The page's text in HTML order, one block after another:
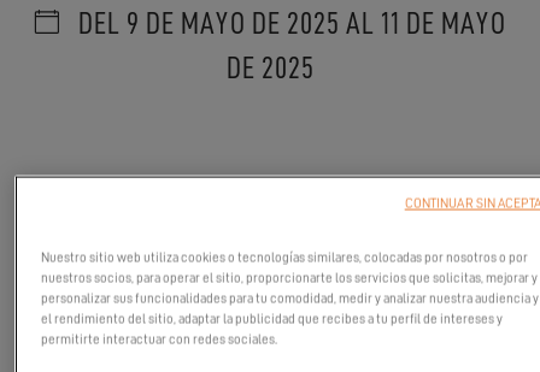
DEL 9 DE MAYO DE 2025 AL 11 DE MAYO
DE 2025
Nuestro sitio web utiliza cookies o tecnologías similares, colocadas por nosotros o por
nuestros socios, para operar el sitio, proporcionarte los servicios que solicitas, mejorar y
personalizar sus funcionalidades para tu comodidad, medir y analizar nuestra audiencia y
el rendimiento del sitio, adaptar la publicidad que recibes a tu perfil de intereses y
permitirte interactuar con redes sociales.
CONTINUAR SIN